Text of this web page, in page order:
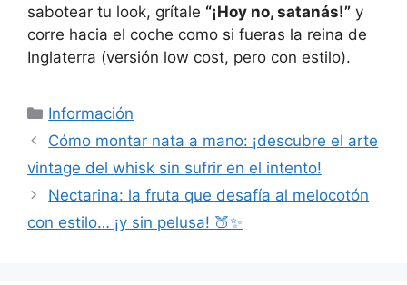
sabotear tu look, grítale “¡Hoy no, satanás!” y
corre hacia el coche como si fueras la reina de
Inglaterra (versión low cost, pero con estilo).
Categorías
Información
Cómo montar nata a mano: ¡descubre el arte
vintage del whisk sin sufrir en el intento!
Nectarina: la fruta que desafía al melocotón
con estilo… ¡y sin pelusa! 🍑✨